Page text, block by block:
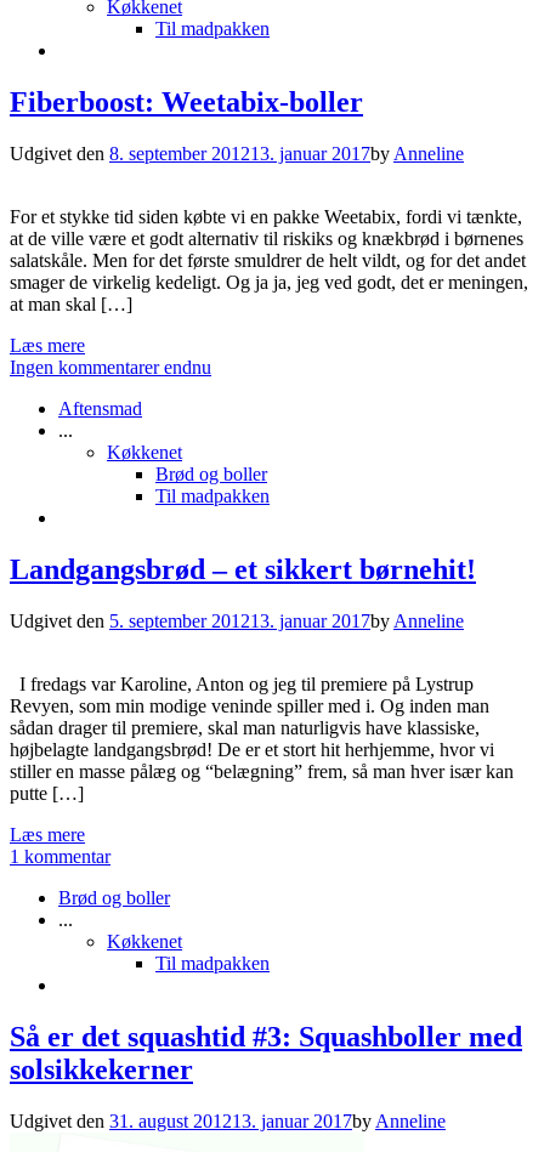
Køkkenet
Til madpakken
Fiberboost: Weetabix-boller
Udgivet den 8. september 201213. januar 2017by Anneline
For et stykke tid siden købte vi en pakke Weetabix, fordi vi tænkte,
at de ville være et godt alternativ til riskiks og knækbrød i børnenes
salatskåle. Men for det første smuldrer de helt vildt, og for det andet
smager de virkelig kedeligt. Og ja ja, jeg ved godt, det er meningen,
at man skal […]
Læs mere
Ingen kommentarer endnu
Aftensmad
...
Køkkenet
Brød og boller
Til madpakken
Landgangsbrød – et sikkert børnehit!
Udgivet den 5. september 201213. januar 2017by Anneline
I fredags var Karoline, Anton og jeg til premiere på Lystrup
Revyen, som min modige veninde spiller med i. Og inden man
sådan drager til premiere, skal man naturligvis have klassiske,
højbelagte landgangsbrød! De er et stort hit herhjemme, hvor vi
stiller en masse pålæg og “belægning” frem, så man hver især kan
putte […]
Læs mere
1 kommentar
Brød og boller
...
Køkkenet
Til madpakken
Så er det squashtid #3: Squashboller med
solsikkekerner
Udgivet den 31. august 201213. januar 2017by Anneline